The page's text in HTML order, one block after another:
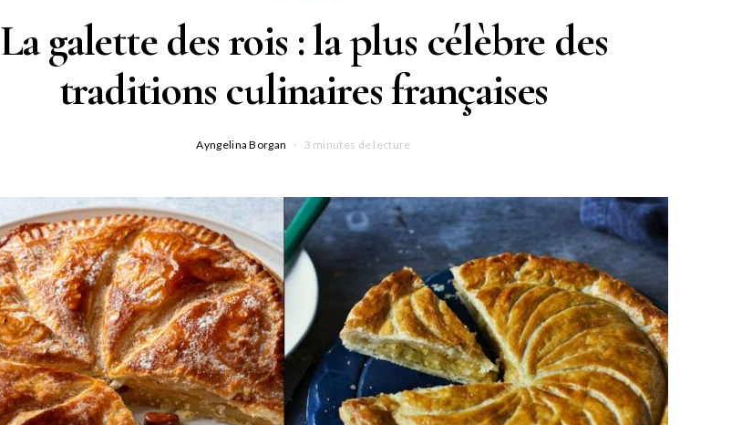
La galette des rois : la plus célèbre des
traditions culinaires françaises
Ayngelina Borgan 3 minutes de lecture